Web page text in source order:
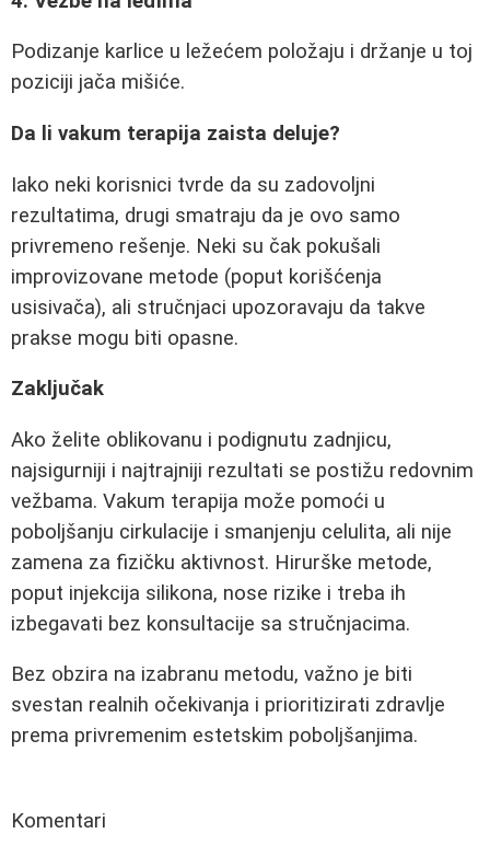
Podizanje karlice u ležećem položaju i držanje u toj
poziciji jača mišiće.
Da li vakum terapija zaista deluje?
Iako neki korisnici tvrde da su zadovoljni
rezultatima, drugi smatraju da je ovo samo
privremeno rešenje. Neki su čak pokušali
improvizovane metode (poput korišćenja
usisivača), ali stručnjaci upozoravaju da takve
prakse mogu biti opasne.
Zaključak
Ako želite oblikovanu i podignutu zadnjicu,
najsigurniji i najtrajniji rezultati se postižu redovnim
vežbama. Vakum terapija može pomoći u
poboljšanju cirkulacije i smanjenju celulita, ali nije
zamena za fizičku aktivnost. Hirurške metode,
poput injekcija silikona, nose rizike i treba ih
izbegavati bez konsultacije sa stručnjacima.
Bez obzira na izabranu metodu, važno je biti
svestan realnih očekivanja i prioritizirati zdravlje
prema privremenim estetskim poboljšanjima.
Komentari